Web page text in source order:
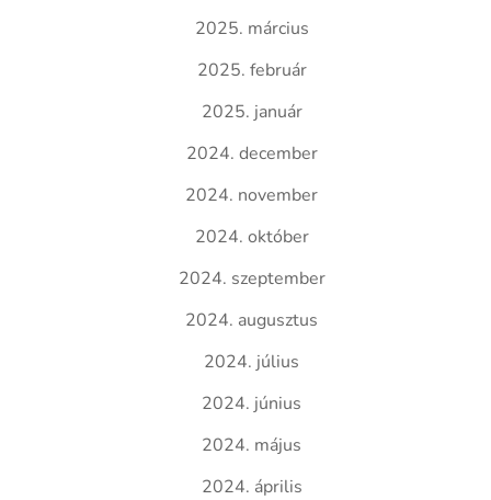
2025. március
2025. február
2025. január
2024. december
2024. november
2024. október
2024. szeptember
2024. augusztus
2024. július
2024. június
2024. május
2024. április